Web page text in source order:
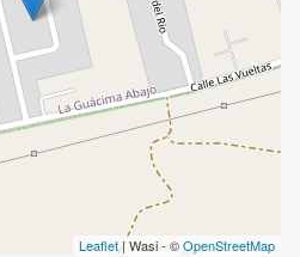
Leaflet| Wasi - ©OpenStreetMap